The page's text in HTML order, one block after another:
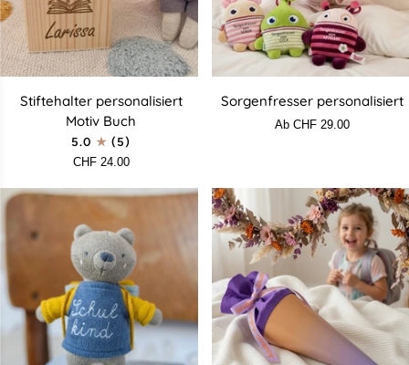
Stiftehalter
personalisiert
Stiftehalter personalisiert
Motiv Buch
5.0
(5)
CHF 24.00
Sorgenfresser
personalisiert
Sorgenfresser personalisiert
Ab CHF 29.00